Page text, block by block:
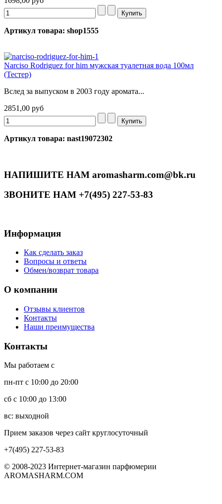
Артикул товара: shop1555
Narciso Rodriguez for him мужская туалетная вода 100мл
(Тестер)
Вслед за выпуском в 2003 году аромата...
2851,00 руб
Артикул товара: nast19072302
НАПИШИТЕ НАМ aromasharm.com@bk.ru
ЗВОНИТЕ НАМ +7(495) 227-53-83
Информация
Как сделать заказ
Вопросы и ответы
Обмен/возврат товара
О компании
Отзывы клиентов
Контакты
Наши преимущества
Контакты
Мы работаем с
пн-пт с 10:00 до 20:00
сб с 10:00 до 13:00
вс: выходной
Прием заказов через сайт круглосуточный
+7(495) 227-53-83
© 2008-2023 Интернет-магазин парфюмерии
AROMASHARM.COM